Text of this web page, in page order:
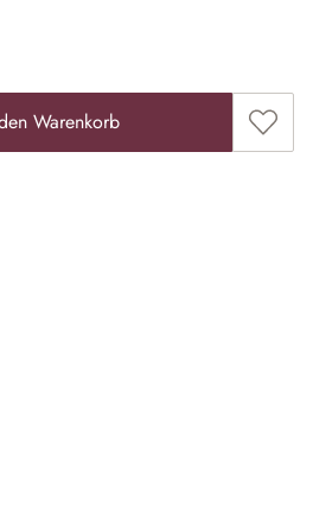
den gewünschten
Warenkorb Zum